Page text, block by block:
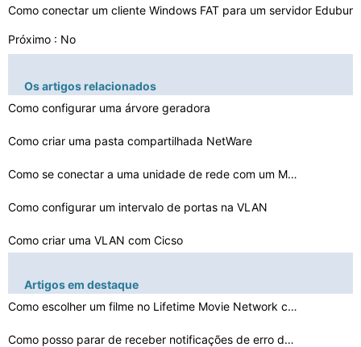
Como conectar um cliente Windows FAT para um servidor
Próximo : No
Os artigos relacionados
Como configurar uma árvore geradora
Como criar uma pasta compartilhada NetWare
Como se conectar a uma unidade de rede com um Mac
Como configurar um intervalo de portas na VLAN
Como criar uma VLAN com Cicso
Como o Flash do DD -WRT para WRT54G
Como usar um cabo de transferência de dados USB
Artigos em destaque
Como escolher um filme no Lifetime Movie Network com os…
Como posso parar de receber notificações de erro de c…